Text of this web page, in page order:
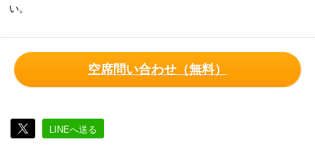
い。
空席問い合わせ（無料）
LINEへ送る